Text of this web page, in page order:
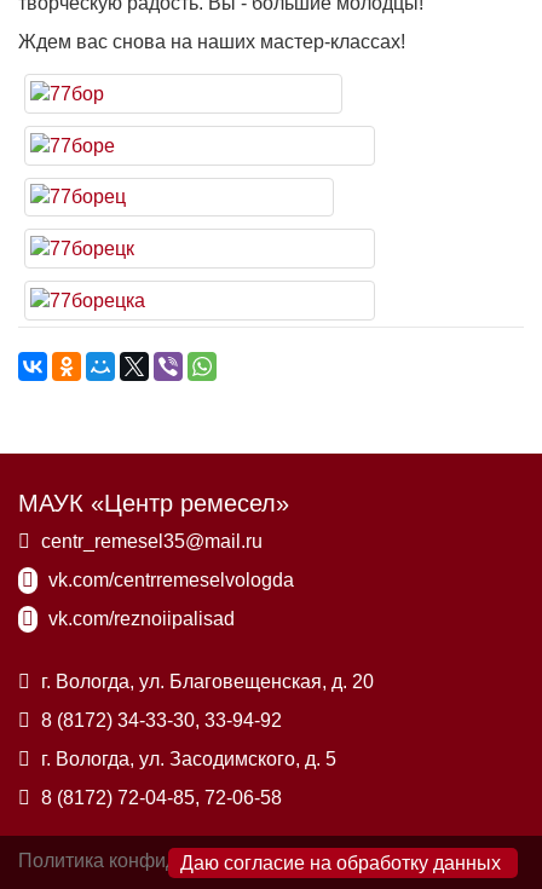
Ждем вас снова на наших мастер-классах!
МАУК «Центр ремесел»
centr_remesel35@mail.ru
vk.com/centrremeselvologda
vk.com/reznoiipalisad
г. Вологда, ул. Благовещенская, д. 20
8 (8172) 34-33-30, 33-94-92
г. Вологда, ул. Засодимского, д. 5
8 (8172) 72-04-85, 72-06-58
Политика конфиденциальности